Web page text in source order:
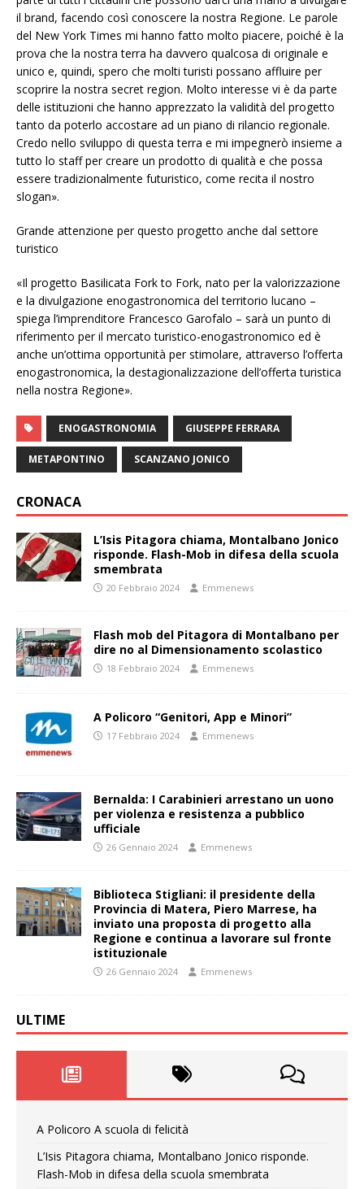
il brand, facendo così conoscere la nostra Regione. Le parole
del New York Times mi hanno fatto molto piacere, poiché è la
prova che la nostra terra ha davvero qualcosa di originale e
unico e, quindi, spero che molti turisti possano affluire per
scoprire la nostra secret region. Molto interesse vi è da parte
delle istituzioni che hanno apprezzato la validità del progetto
tanto da poterlo accostare ad un piano di rilancio regionale.
Credo nello sviluppo di questa terra e mi impegnerò insieme a
tutto lo staff per creare un prodotto di qualità e che possa
essere tradizionalmente futuristico, come recita il nostro
slogan».
Grande attenzione per questo progetto anche dal settore
turistico
«Il progetto Basilicata Fork to Fork, nato per la valorizzazione
e la divulgazione enogastronomica del territorio lucano –
spiega l’imprenditore Francesco Garofalo – sarà un punto di
riferimento per il mercato turistico-enogastronomico ed è
anche un’ottima opportunità per stimolare, attraverso l’offerta
enogastronomica, la destagionalizzazione dell’offerta turistica
nella nostra Regione».
ENOGASTRONOMIA GIUSEPPE FERRARA
METAPONTINO SCANZANO JONICO
CRONACA
L’Isis Pitagora chiama, Montalbano Jonico
risponde. Flash-Mob in difesa della scuola
smembrata
20 Febbraio 2024 Emmenews
Flash mob del Pitagora di Montalbano per
dire no al Dimensionamento scolastico
18 Febbraio 2024 Emmenews
A Policoro “Genitori, App e Minori”
17 Febbraio 2024 Emmenews
Bernalda: I Carabinieri arrestano un uono
per violenza e resistenza a pubblico
ufficiale
26 Gennaio 2024 Emmenews
Biblioteca Stigliani: il presidente della
Provincia di Matera, Piero Marrese, ha
inviato una proposta di progetto alla
Regione e continua a lavorare sul fronte
istituzionale
26 Gennaio 2024 Emmenews
ULTIME
A Policoro A scuola di felicità
L’Isis Pitagora chiama, Montalbano Jonico risponde.
Flash-Mob in difesa della scuola smembrata